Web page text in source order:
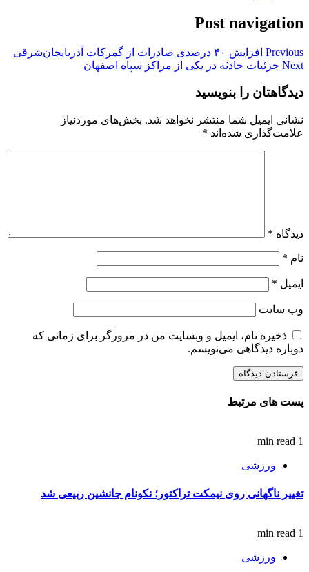
Post navigation
Previous افزایش ۴۰ درصدی صادرات از گمرکات آذربایجان‌شرقی
Next جزئیات حادثه در یکی از مراکز سپاه اصفهان
دیدگاهتان را بنویسید
نشانی ایمیل شما منتشر نخواهد شد. بخش‌های موردنیاز
علامت‌گذاری شده‌اند *
دیدگاه *
نام *
ایمیل *
وب‌ سایت
ذخیره نام، ایمیل و وبسایت من در مرورگر برای زمانی که
دوباره دیدگاهی می‌نویسم.
پست های مرتبط
1 min read
ورزشی
تغییر ناگهانی روی نیمکت تراکتور؛ نکونام جانشین ربیعی شد
1 min read
ورزشی